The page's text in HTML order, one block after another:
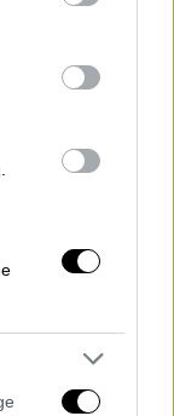
party tags to
below Google